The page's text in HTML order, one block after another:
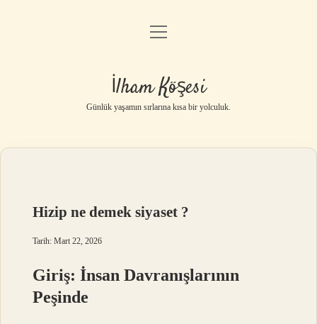
Anasayfa
Yasal Uyarı
menüyü
İlham Köşesi
Günlük yaşamın sırlarına kısa bir yolculuk.
Hizip ne demek siyaset ?
Tarih: Mart 22, 2026
Giriş: İnsan Davranışlarının
Peşinde